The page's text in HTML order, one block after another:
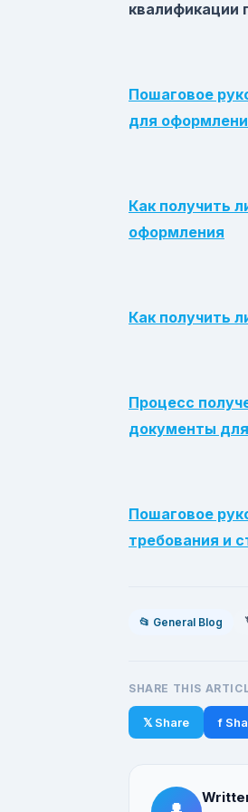
квалификации
Пошаговое
для
Как получить
оформления
Как получить
Процесс
документы
Пошаговое
требования и
📂 General Blog
SHARE THIS
𝕏 Share f